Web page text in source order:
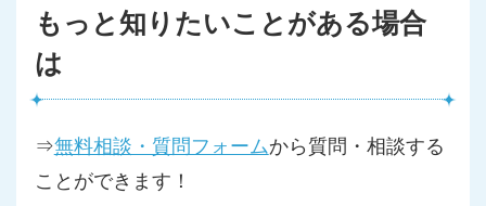
もっと知りたいことがある場合
は
⇒無料相談・質問フォームから質問・相談する
ことができます！